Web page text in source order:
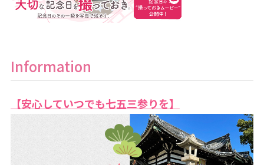
Information
【安心していつでも七五三参りを】